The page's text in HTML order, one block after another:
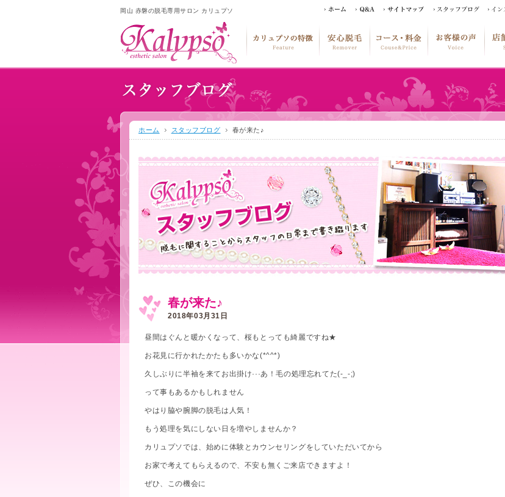
岡山 赤磐の脱毛専用サロン カリュプソ
ホーム スタッフブログ 春が来た♪
春が来た♪
2018年03月31日
昼間はぐんと暖かくなって、桜もとっても綺麗ですね★
お花見に行かれたかたも多いかな(*^^*)
久しぶりに半袖を来てお出掛け···あ！毛の処理忘れてた(-_-;)
って事もあるかもしれません
やはり脇や腕脚の脱毛は人気！
もう処理を気にしない日を増やしませんか？
カリュプソでは、始めに体験とカウンセリングをしていただいてから
お家で考えてもらえるので、不安も無くご来店できますよ！
ぜひ、この機会に